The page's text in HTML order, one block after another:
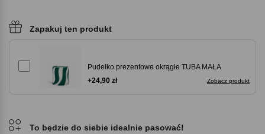
Zapakuj ten produkt
Pudełko prezentowe okrągłe TUBA MAŁA
Zobacz produkt
+24,90 zł
To będzie do siebie idealnie pasować!